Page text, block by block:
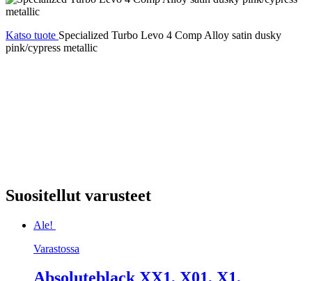
Katso tuote Specialized Turbo Levo 4 Comp Alloy satin dusky
pink/cypress metallic
Suositellut varusteet
Ale!
Varastossa